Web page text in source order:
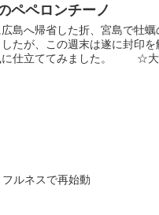
ペペロンチーノ
島へ帰省した折、宮島で牡
たが、この週末は遂に封印
に仕立ててみました。 ☆大豆
ルネスで再始動